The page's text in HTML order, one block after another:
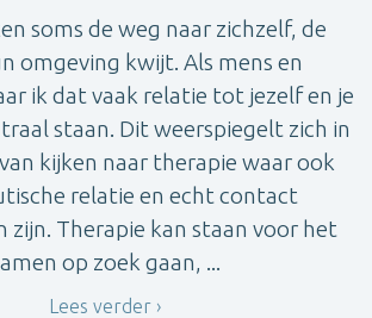
soms de weg naar zichzelf, de
omgeving kwijt. Als mens en
ik dat vaak relatie tot jezelf en je
staan. Dit weerspiegelt zich in
kijken naar therapie waar ook
relatie en echt contact
zijn. Therapie kan staan voor het
op zoek gaan, ...
Lees verder